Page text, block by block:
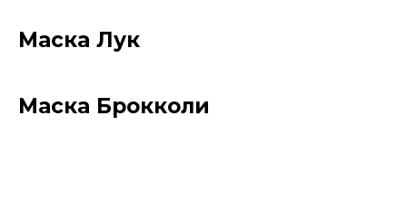
Маска Лук
Маска Брокколи